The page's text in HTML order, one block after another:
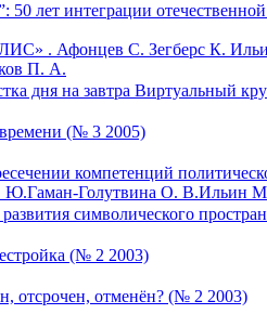
лет интеграции
. Афонцев С. Зегберс К.
П. А.
дня на завтра Виртуальный
(№ 3 2005)
компетенций
Ю.Гаман-Голутвина О. В.Ильин
символического
(№ 2 2003)
отсрочен, отменён? (№ 2 2003)